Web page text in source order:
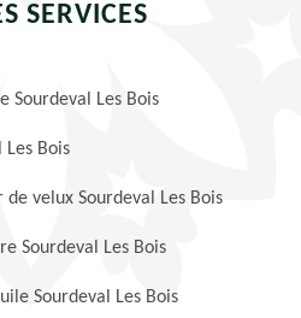
SERVICES
Sourdeval Les Bois
Les Bois
velux Sourdeval Les Bois
Sourdeval Les Bois
Sourdeval Les Bois